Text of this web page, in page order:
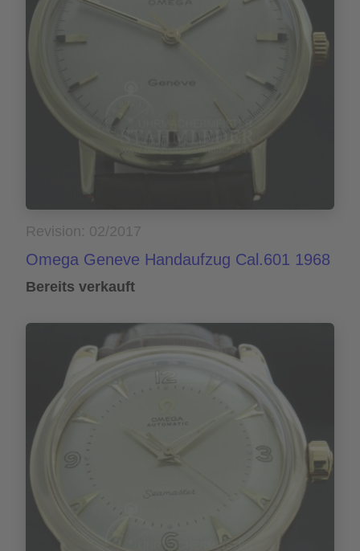
Revision: 02/2017
Omega Geneve Handaufzug Cal.601 1968
Bereits verkauft